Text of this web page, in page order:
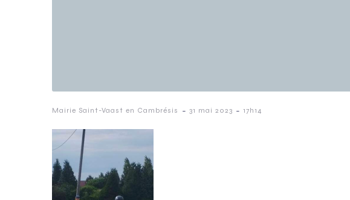
Mairie Saint-Vaast en Cambrésis - 31 mai 2023 - 17h14